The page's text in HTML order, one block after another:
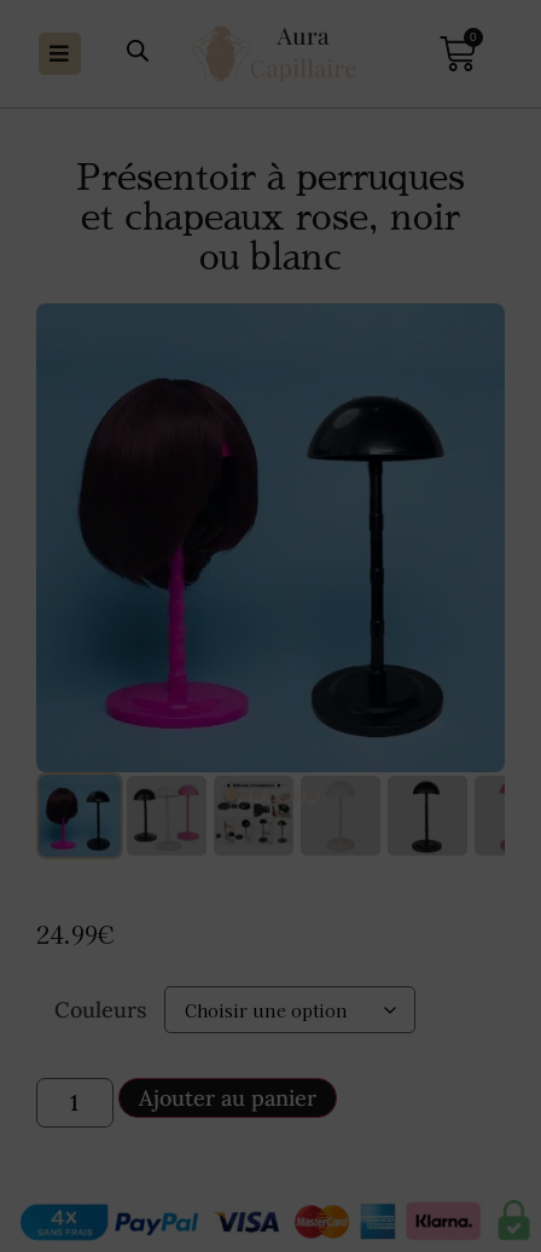
0
Présentoir à perruques
et chapeaux rose, noir
ou blanc
24.99€
Couleurs
Ajouter au panier